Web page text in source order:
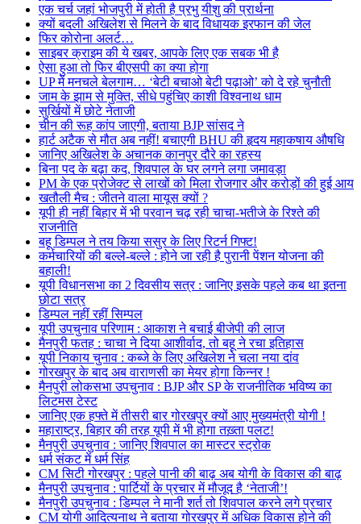
एक चर्च जहां भोजपुरी में होती है प्रभु यीशु की प्रार्थना
क्यों बदली अखिलेश से मिलने के बाद विधायक इरफान की जेल
फिर कोरोना अलर्ट…
साइबर क्राइम की ये खबर, आपके लिए एक सबक भी है
ऐसा हुआ तो फिर बीएसपी का क्या होगा
UP में मनचले बेलगाम… ‘बेटी बचाओ बेटी पढ़ाओ’ को दे रहे चुनौती
जाम के झाम से मुक्ति, सीधे पहुंचिए काशी विश्वनाथ धाम
सुर्खियों में छोटे नेताजी
चीन की रूह कांप जाएगी, बताया BJP सांसद ने
हार्ट अटैक से मौत अब नहीं! बचाएगी BHU की हृदय महाकषाय औषधि
जानिए अखिलेश के अचानक कानपुर दौरे का रहस्य
बिना पद के बढ़ा कद, शिवपाल के घर लगने लगा जमावड़ा
PM के एक प्रोजेक्ट से लाखों को मिला रोजगार और करोड़ों की हुई आय
खतौली मैच : जीतने वाला मायूस क्यों ?
यूपी ही नहीं बिहार में भी परवान चढ़ रही चाचा-भतीजे के रिश्ते की
राजनीति
बहू डिम्पल ने तय किया ससुर के लिए रिटर्न गिफ्ट!
कर्मचारियों की बल्ले-बल्ले : होने जा रही है पुरानी पेंशन योजना की
बहाली!
यूपी विधानसभा का 2 दिवसीय सत्र : जानिए इसके पहले कब था इतना
छोटा सत्र
डिम्पल नहीं रहीं सिम्पल
यूपी उपचुनाव परिणाम : आकाश ने बचाई बीजेपी की लाज
मैनपुरी फतह : चाचा ने दिया आशीर्वाद, तो बहू ने रचा इतिहास
यूपी निकाय चुनाव : कब्जे के लिए अखिलेश ने चला नया दांव
गोरखपुर के बाद अब वाराणसी का मेयर होगा किन्नर !
मैनपुरी लोकसभा उपचुनाव : BJP और SP के राजनीतिक भविष्य का
लिटमस टेस्ट
जानिए एक हफ्ते में तीसरी बार गोरखपुर क्यों आए मुख्यमंत्री योगी !
महाराष्ट्र, बिहार की तरह यूपी में भी होगा तख़्ता पलट!
मैनपुरी उपचुनाव : जानिए शिवपाल का मास्टर स्ट्रोक
धर्म संकट में धर्म सिंह
CM सिटी गोरखपुर : पहले पानी की बाढ़ अब योगी के विकास की बाढ़
मैनपुरी उपचुनाव : पार्टियों के प्रचार में मौजूद है ‘नेताजी’!
मैनपुरी उपचुनाव : डिम्पल ने मानी शर्त तो शिवपाल करने लगे प्रचार
CM योगी आदित्यनाथ ने बताया गोरखपुर में अधिक विकास होने की